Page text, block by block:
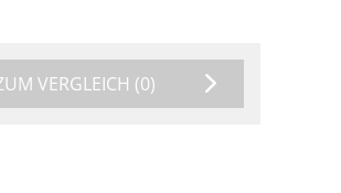
VERGLEICH (0)